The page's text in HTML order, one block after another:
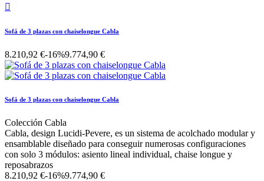

Sofá de 3 plazas con chaiselongue Cabla
8.210,92 €-16%9.774,90 €
Sofá de 3 plazas con chaiselongue Cabla
Colección Cabla
Cabla, design Lucidi-Pevere, es un sistema de acolchado modular y
ensamblable diseñado para conseguir numerosas configuraciones
con solo 3 módulos: asiento lineal individual, chaise longue y
reposabrazos
8.210,92 €-16%9.774,90 €